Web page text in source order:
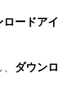
ロードアイ
ダウンロ